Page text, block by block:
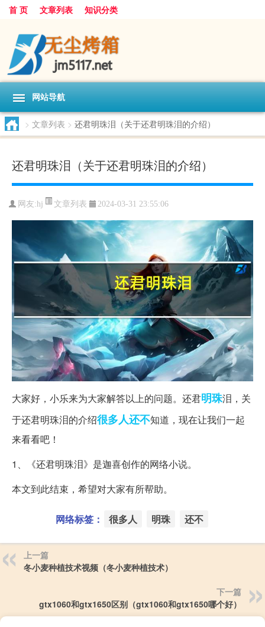
首 页 文章列表 知识分类
网站导航
> 文章列表 > 还君明珠泪（关于还君明珠泪的介绍）
还君明珠泪（关于还君明珠泪的介绍）
网友:hj 文章列表 2024-03-31 23:55:06
大家好，小乐来为大家解答以上的问题。还君明珠泪，关
于还君明珠泪的介绍很多人还不知道，现在让我们一起
来看看吧！
1、《还君明珠泪》是迦喜创作的网络小说。
本文到此结束，希望对大家有所帮助。
网络标签： 很多人 明珠 还不
上一篇
冬小麦种植技术视频（冬小麦种植技术）
下一篇
gtx1060和gtx1650区别（gtx1060和gtx1650哪个好）